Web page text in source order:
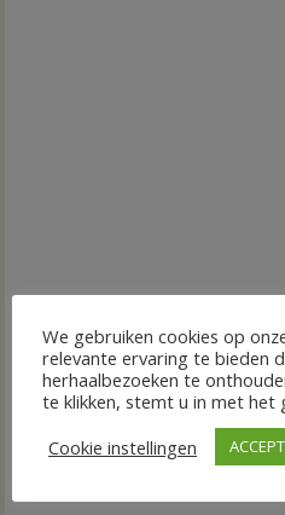
We gebruiken cookies op
relevante ervaring te bieden
herhaalbezoeken te
te klikken, stemt u in met het
Cookie instellingen